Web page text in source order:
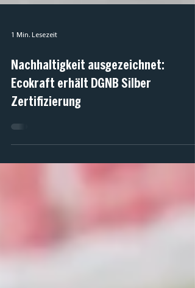
1 Min. Lesezeit
Nachhaltigkeit ausgezeichnet:
Zertifizierung